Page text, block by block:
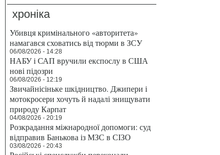
хроніка
Убивця кримінального «авторитета»
намагався сховатись від тюрми в ЗСУ
06/08/2026 - 14:28
НАБУ і САП вручили експослу в США
нові підозри
06/08/2026 - 12:19
Звичайнісіньке шкідництво. Джипери і
мотокросери хочуть й надалі знищувати
природу Карпат
04/08/2026 - 20:19
Розкрадання міжнародної допомоги: суд
відправив Банькова із МЗС в СІЗО
03/08/2026 - 20:43